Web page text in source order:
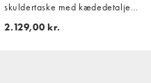
skuldertaske med kædedetalje
og pochette-design
2.129,00 kr.